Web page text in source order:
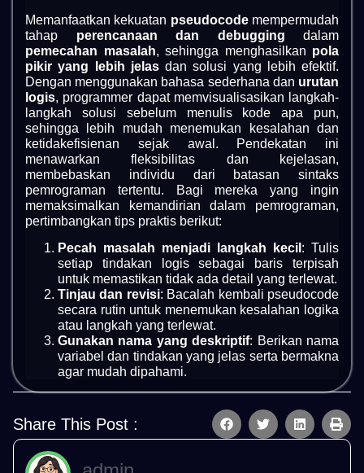
Memanfaatkan kekuatan pseudocodemempermudah
tahap perencanaan dan debugging dalam
pemecahan masalah, sehingga menghasilkan pola
pikir yang lebih jelasdan solusi yang lebih efektif.
Dengan menggunakan bahasa sederhana dan urutan
logis, programmer dapat memvisualisasikan langkah-
langkah solusi sebelum menulis kode apa pun,
sehingga lebih mudah menemukan kesalahan dan
ketidakefisienan sejak awal. Pendekatan ini
menawarkan fleksibilitas dan kejelasan,
membebaskan individu dari batasan sintaks
pemrograman tertentu. Bagi mereka yang ingin
memaksimalkan kemandirian dalam pemrograman,
pertimbangkan tips praktis berikut:
Pecah masalah menjadi langkah kecil : Tulis
setiap tindakan logis sebagai baris terpisah
untuk memastikan tidak ada detail yang terlewat.
Tinjau dan revisi: Bacalah kembali pseudocode
secara rutin untuk menemukan kesalahan logika
atau langkah yang terlewat.
Gunakan nama yang deskriptif: Berikan nama
variabel dan tindakan yang jelas serta bermakna
agar mudah dipahami.
Share This Post :